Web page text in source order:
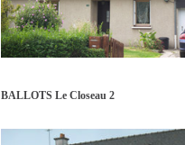
BALLOTS Le Closeau 2